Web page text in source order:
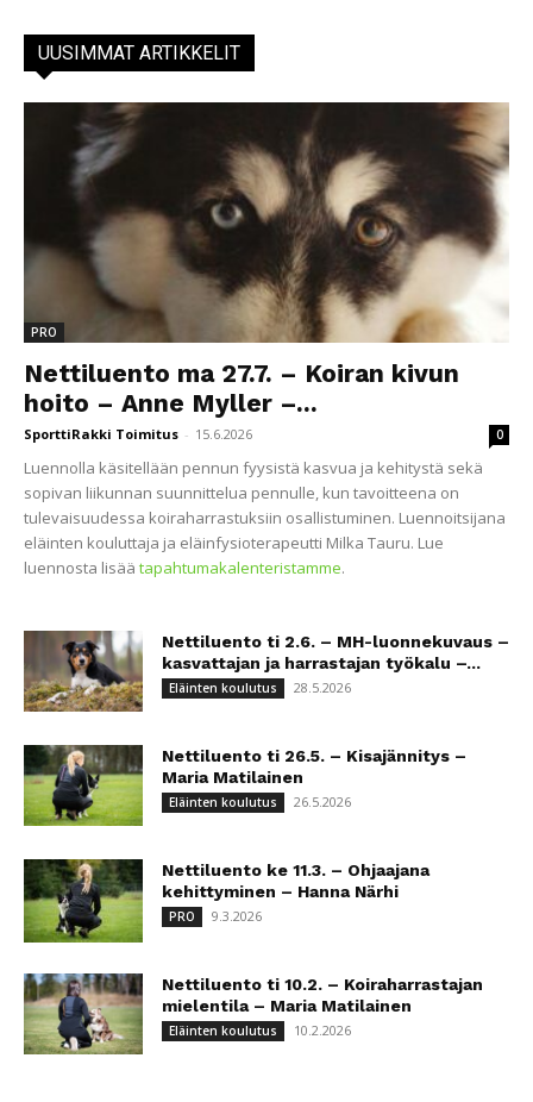
UUSIMMAT ARTIKKELIT
PRO
Nettiluento ma 27.7. – Koiran kivun
hoito – Anne Myller –...
SporttiRakki Toimitus - 15.6.2026 0
Luennolla käsitellään pennun fyysistä kasvua ja kehitystä sekä
sopivan liikunnan suunnittelua pennulle, kun tavoitteena on
tulevaisuudessa koiraharrastuksiin osallistuminen. Luennoitsijana
eläinten kouluttaja ja eläinfysioterapeutti Milka Tauru. Lue
luennosta lisää tapahtumakalenteristamme.
Nettiluento ti 2.6. – MH-luonnekuvaus –
kasvattajan ja harrastajan työkalu –...
Eläinten koulutus 28.5.2026
Nettiluento ti 26.5. – Kisajännitys –
Maria Matilainen
Eläinten koulutus 26.5.2026
Nettiluento ke 11.3. – Ohjaajana
kehittyminen – Hanna Närhi
PRO 9.3.2026
Nettiluento ti 10.2. – Koiraharrastajan
mielentila – Maria Matilainen
Eläinten koulutus 10.2.2026